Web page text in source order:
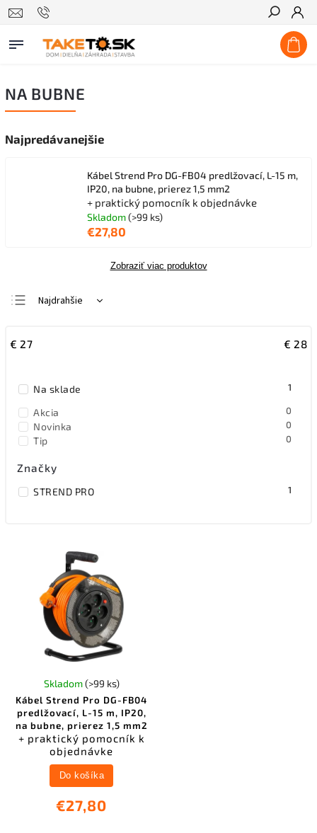
Hľadať
NA BUBNE
Najpredávanejšie
Kábel Strend Pro DG-FB04 predlžovací, L-15 m,
IP20, na bubne, prierez 1,5 mm2
+ praktický pomocník k objednávke
Skladom(>99 ks)
€27,80
Zobraziť viac produktov
Najdrahšie
€ 27 € 28
Na sklade 1
Akcia 0
Novinka 0
Tip 0
Značky
STREND PRO 1
Kábel Strend Pro DG-FB04
predlžovací, L-15 m, IP20,
na bubne, prierez 1,5 mm2
+ praktický pomocník k
objednávke
Skladom(>99 ks)
€27,80
Do košíka